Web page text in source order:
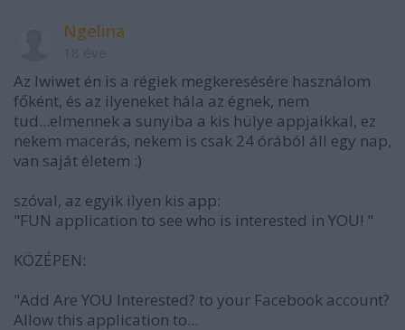
Ngelina
Az Iwiwet én is a régiek megkeresésére használom
főként, és az ilyeneket hála az égnek, nem
tud...elmennek a sunyiba a kis hülye appjaikkal, ez
nekem macerás, nekem is csak 24 órából áll egy nap,
van saját életem :)
szóval, az egyik ilyen kis app:
"FUN application to see who is interested in YOU! "
KÖZÉPEN:
"Add Are YOU Interested? to your Facebook account?
Allow this application to...